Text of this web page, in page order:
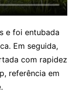
e foi entubada
Em seguida,
com rapidez
referência em